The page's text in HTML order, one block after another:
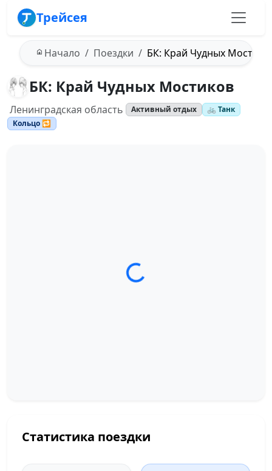
Трейсея
Начало Поездки БК: Край Чудных
БК: Край Чудных Мостиков
Ленинградская область Активный отдых
🚲 Танк
Кольцо 🔁
Загрузка трека...
Статистика поездки